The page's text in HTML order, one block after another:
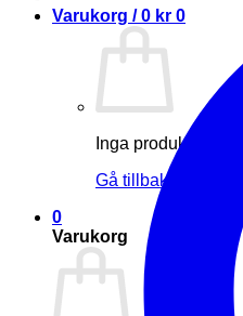
Varukorg /0 kr 0
Inga produkter i
Gå tillbaka till
0
Varukorg